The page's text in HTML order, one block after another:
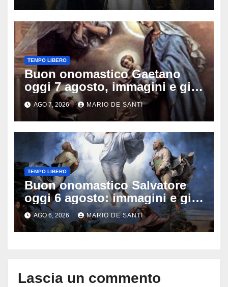
TEMPO LIBERO
Buon onomastico Gaetano
oggi 7 agosto, immagini e gif
di auguri da condividere sui
social
AGO 7, 2026 MARIO DE SANTI
TEMPO LIBERO
Buon onomastico Salvatore
oggi 6 agosto: immagini e gif
di auguri da condividere
AGO 6, 2026 MARIO DE SANTI
Lascia un commento